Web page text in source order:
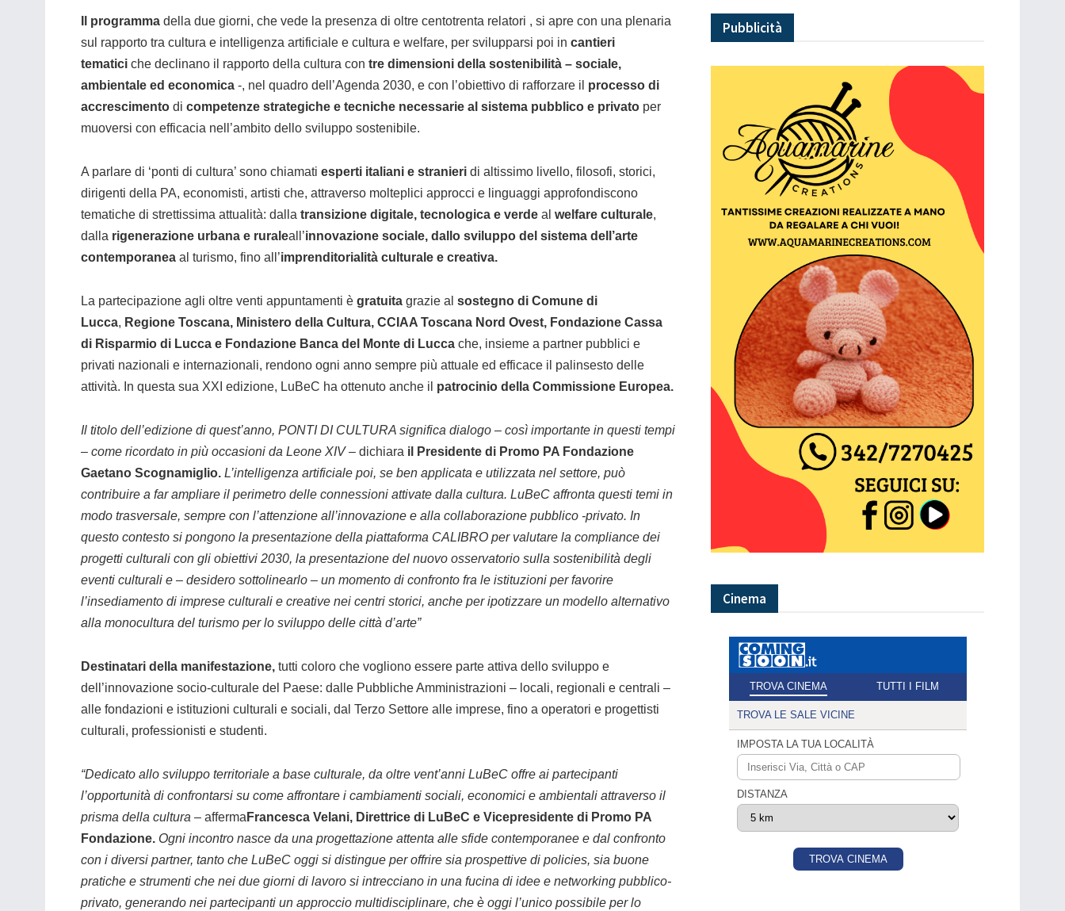
Il programma della due giorni, che vede la presenza di oltre centotrenta relatori , si apre con una plenaria
sul rapporto tra cultura e intelligenza artificiale e cultura e welfare, per svilupparsi poi in cantieri
tematici che declinano il rapporto della cultura con tre dimensioni della sostenibilità – sociale,
ambientale ed economica -, nel quadro dell’Agenda 2030, e con l’obiettivo di rafforzare il processo di
accrescimento di competenze strategiche e tecniche necessarie al sistema pubblico e privato per
muoversi con efficacia nell’ambito dello sviluppo sostenibile.
A parlare di ‘ponti di cultura’ sono chiamati esperti italiani e stranieri di altissimo livello, filosofi, storici,
dirigenti della PA, economisti, artisti che, attraverso molteplici approcci e linguaggi approfondiscono
tematiche di strettissima attualità: dalla transizione digitale, tecnologica e verde al welfare culturale,
dalla rigenerazione urbana e ruraleall’innovazione sociale, dallo sviluppo del sistema dell’arte
contemporanea al turismo, fino all’imprenditorialità culturale e creativa.
La partecipazione agli oltre venti appuntamenti è gratuita grazie al sostegno di Comune di
Lucca, Regione Toscana, Ministero della Cultura, CCIAA Toscana Nord Ovest, Fondazione Cassa
di Risparmio di Lucca e Fondazione Banca del Monte di Lucca che, insieme a partner pubblici e
privati nazionali e internazionali, rendono ogni anno sempre più attuale ed efficace il palinsesto delle
attività. In questa sua XXI edizione, LuBeC ha ottenuto anche il patrocinio della Commissione Europea.
Il titolo dell’edizione di quest’anno, PONTI DI CULTURA significa dialogo – così importante in questi tempi
– come ricordato in più occasioni da Leone XIV– dichiara il
Presidente di Promo PA Fondazione
Gaetano Scognamiglio. L’intelligenza artificiale poi, se ben applicata e utilizzata nel settore, può
contribuire a far ampliare il perimetro delle connessioni attivate dalla cultura. LuBeC affronta questi temi in
modo trasversale, sempre con l’attenzione all’innovazione e alla collaborazione pubblico -privato. In
questo contesto si pongono la presentazione della piattaforma CALIBRO per valutare la compliance dei
progetti culturali con gli obiettivi 2030, la presentazione del nuovo osservatorio sulla sostenibilità degli
eventi culturali e – desidero sottolinearlo – un momento di confronto fra le istituzioni per favorire
l’insediamento di imprese culturali e creative nei centri storici, anche per ipotizzare un modello alternativo
alla monocultura del turismo per lo sviluppo delle città d’arte”
Destinatari della manifestazione, tutti coloro che vogliono essere parte attiva dello sviluppo e
dell’innovazione socio-culturale del Paese: dalle Pubbliche Amministrazioni – locali, regionali e centrali –
alle fondazioni e istituzioni culturali e sociali, dal Terzo Settore alle imprese, fino a operatori e progettisti
culturali, professionisti e studenti.
“Dedicato allo sviluppo territoriale a base culturale, da oltre vent’anni LuBeC offre ai partecipanti
l’opportunità di confrontarsi su come affrontare i cambiamenti sociali, economici e ambientali attraverso il
prisma della cultura – afferma Francesca Velani, Direttrice di LuBeC e Vicepresidente di Promo PA
Fondazione. Ogni incontro nasce da una progettazione attenta alle sfide contemporanee e dal confronto
con i diversi partner, tanto che LuBeC oggi si distingue per offrire sia prospettive di policies, sia buone
pratiche e strumenti che nei due giorni di lavoro si intrecciano in una fucina di idee e networking pubblico-
privato, generando nei partecipanti un approccio multidisciplinare, che è oggi l’unico possibile per lo
Pubblicità
Cinema